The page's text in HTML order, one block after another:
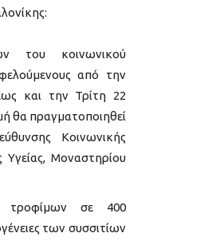
του κοινωνικού
από την
και την Τρίτη 22
θα πραγματοποιηθεί
Κοινωνικής
Υγείας, Μοναστηρίου
τροφίμων σε 400
των συσσιτίων